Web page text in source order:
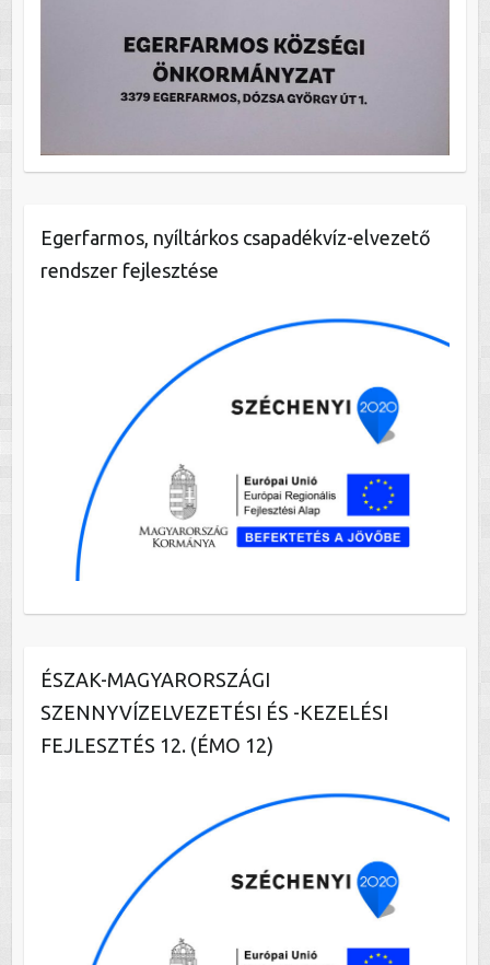
Egerfarmos, nyíltárkos csapadékvíz-elvezető
rendszer fejlesztése
ÉSZAK-MAGYARORSZÁGI
SZENNYVÍZELVEZETÉSI ÉS -KEZELÉSI
FEJLESZTÉS 12. (ÉMO 12)